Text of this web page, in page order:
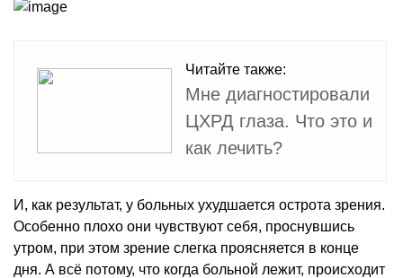
Читайте также:
Мне диагностировали
ЦХРД глаза. Что это и
как лечить?
И, как результат, у больных ухудшается острота зрения.
Особенно плохо они чувствуют себя, проснувшись
утром, при этом зрение слегка проясняется в конце
дня. А всё потому, что когда больной лежит, происходит